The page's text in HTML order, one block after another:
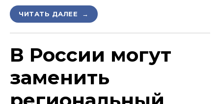
ЧИТАТЬ ДАЛЕЕ →
В России могут
заменить